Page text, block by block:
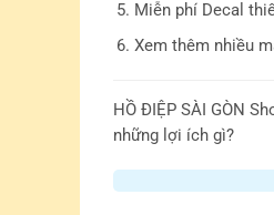
Miễn phí Decal
Xem thêm nhiều
HỒ ĐIỆP SÀI GÒN
những lợi ích gì?